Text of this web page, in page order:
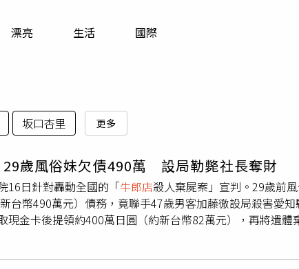
運勢
漂亮 生活 國際
坂口杏里 更多
29歲風俗妹欠債490萬 設局勒斃社長奪財
16日針對轟動全國的「牛郎店殺人棄屍案」宣判。29歲前
台幣490萬元）債務，竟聯手47歲男客加藤徹設局殺害愛
現金卡後提領約400萬日圓（約新台幣82萬元），再將遺體
與私慾，手段殘忍且具計畫性，最終判處無期徒刑。日本
嫌遭判無期徒刑。（圖／翻攝自TBS NEWS DIG）根據起